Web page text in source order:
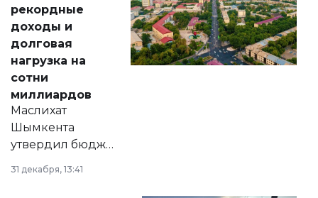
рекордные
доходы и
долговая
нагрузка на
сотни
миллиардов
Маслихат
Шымкента
утвердил бюджет
города на 2026–
2028 годы.
31 декабря, 13:41